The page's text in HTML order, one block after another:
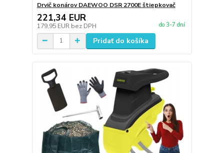
Drvič konárov DAEWOO DSR 2700E štiepkovač
221,34 EUR
179,95 EUR bez DPH do 3-7 dní
Pridať do košíka